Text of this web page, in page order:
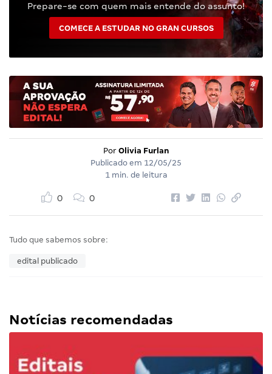
Prepare-se com quem mais entende do assunto!
COMECE A ESTUDAR NO GRAN CURSOS
Por Olivia Furlan
Publicado em 12/05/25
1 min. de leitura
0 0
Tudo que sabemos sobre:
edital publicado
Notícias recomendadas